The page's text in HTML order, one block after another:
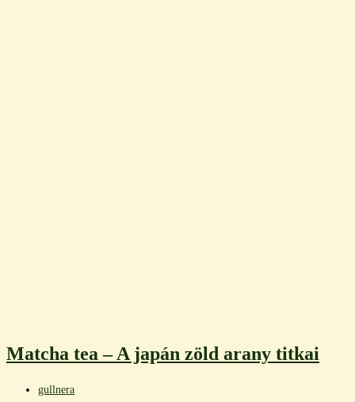
Matcha tea – A japán zöld arany titkai
Post
gullnera